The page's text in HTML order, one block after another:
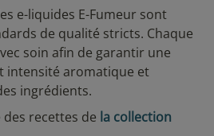
e-liquides E-Fumeur sont
de qualité stricts. Chaque
soin afin de garantir une
intensité aromatique et
ingrédients.
des recettes de la collection